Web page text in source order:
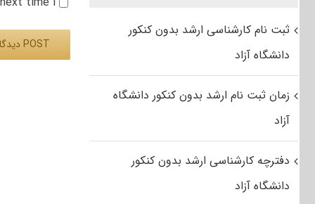
ثبت نام کارشناسی ارشد بدون کنکور
دانشگاه آزاد
زمان ثبت نام ارشد بدون کنکور دانشگاه
آزاد
دفترچه کارشناسی ارشد بدون کنکور
دانشگاه آزاد